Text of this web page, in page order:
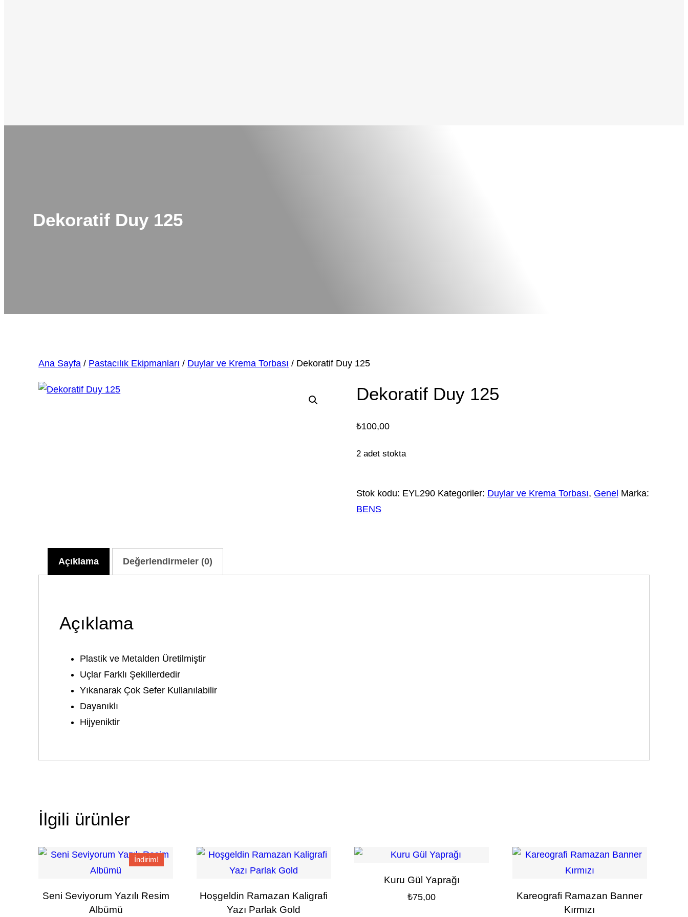
Dekoratif Duy 125
Ana Sayfa / Pastacılık Ekipmanları / Duylar ve Krema Torbası / Dekoratif Duy 125
Dekoratif Duy 125
₺100,00
2 adet stokta
Stok kodu: EYL290 Kategoriler: Duylar ve Krema Torbası, Genel Marka:
BENS
Açıklama Değerlendirmeler (0)
Açıklama
Plastik ve Metalden Üretilmiştir
Uçlar Farklı Şekillerdedir
Yıkanarak Çok Sefer Kullanılabilir
Dayanıklı
Hijyeniktir
İlgili ürünler
İndirim!
Seni Seviyorum Yazılı Resim
Albümü
Hoşgeldin Ramazan Kaligrafi
Yazı Parlak Gold
Kuru Gül Yaprağı
₺75,00
Kareografi Ramazan Banner
Kırmızı